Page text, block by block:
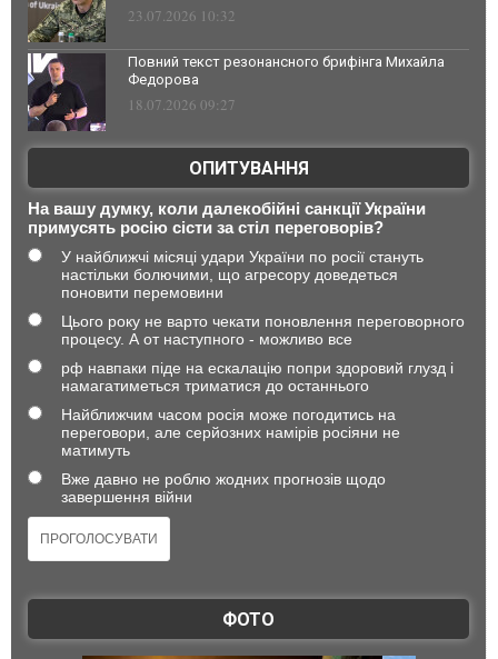
23.07.2026 10:32
Повний текст резонансного брифінга Михайла
Федорова
18.07.2026 09:27
ОПИТУВАННЯ
На вашу думку, коли далекобійні санкції України
примусять росію сісти за стіл переговорів?
У найближчі місяці удари України по росії стануть
настільки болючими, що агресору доведеться
поновити перемовини
Цього року не варто чекати поновлення переговорного
процесу. А от наступного - можливо все
рф навпаки піде на ескалацію попри здоровий глузд і
намагатиметься триматися до останнього
Найближчим часом росія може погодитись на
переговори, але серйозних намірів росіяни не
матимуть
Вже давно не роблю жодних прогнозів щодо
завершення війни
ФОТО